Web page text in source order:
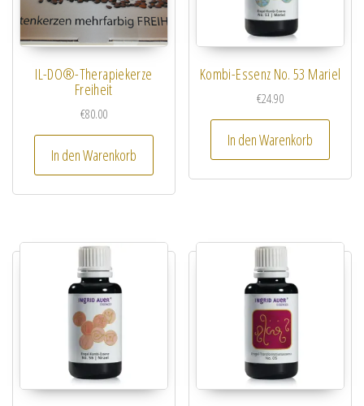
IL-DO®-Therapiekerze
Freiheit
€80.00
In den Warenkorb
Kombi-Essenz No. 53 Mariel
€24.90
In den Warenkorb